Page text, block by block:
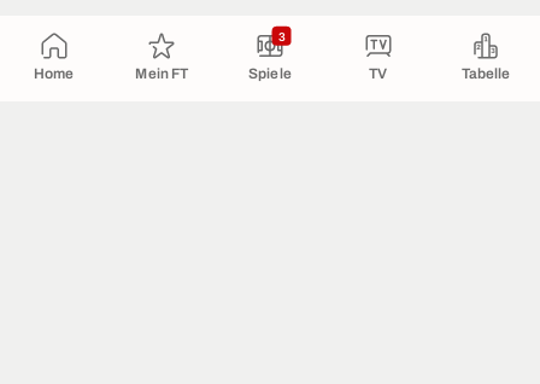
Home Mein FT Spiele
3
TV Tabelle